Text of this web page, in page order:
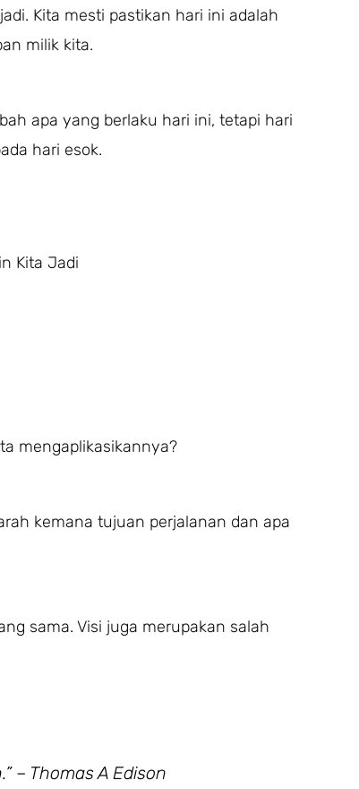
Kita mesti pastikan hari ini adalah
milik kita.
apa yang berlaku hari ini, tetapi hari
hari esok.
Kita Jadi
mengaplikasikannya?
kemana tujuan perjalanan dan apa
sama. Visi juga merupakan salah
– Thomas A Edison